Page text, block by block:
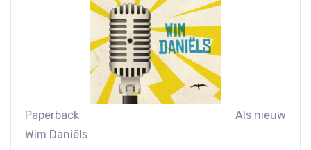
Paperback
Als nieuw
Wim Daniëls